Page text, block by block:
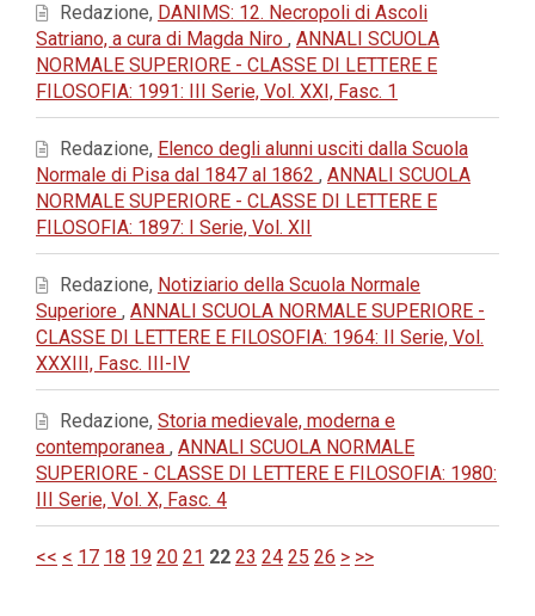
Redazione, DANIMS: 12. Necropoli di Ascoli
Satriano, a cura di Magda Niro , ANNALI SCUOLA
NORMALE SUPERIORE - CLASSE DI LETTERE E
FILOSOFIA: 1991: III Serie, Vol. XXI, Fasc. 1
Redazione, Elenco degli alunni usciti dalla Scuola
Normale di Pisa dal 1847 al 1862 , ANNALI SCUOLA
NORMALE SUPERIORE - CLASSE DI LETTERE E
FILOSOFIA: 1897: I Serie, Vol. XII
Redazione, Notiziario della Scuola Normale
Superiore , ANNALI SCUOLA NORMALE SUPERIORE -
CLASSE DI LETTERE E FILOSOFIA: 1964: II Serie, Vol.
XXXIII, Fasc. III-IV
Redazione, Storia medievale, moderna e
contemporanea , ANNALI SCUOLA NORMALE
SUPERIORE - CLASSE DI LETTERE E FILOSOFIA: 1980:
III Serie, Vol. X, Fasc. 4
<< < 17 18 19 20 21 22 23 24 25 26 > >>